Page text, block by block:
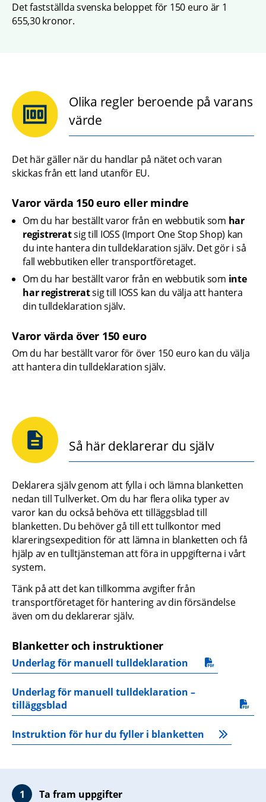
Det fastställda svenska beloppet för 150 euro är 1
655,30 kronor.
Olika regler beroende på varans
värde
Det här gäller när du handlar på nätet och varan
skickas från ett land utanför EU.
Varor värda 150 euro eller mindre
Om du har beställt varor från en webbutik som har
registrerat sig till IOSS (Import One Stop Shop) kan
du inte hantera din tulldeklaration själv. Det gör i så
fall webbutiken eller transportföretaget.
Om du har beställt varor från en webbutik som inte
har registrerat sig till IOSS kan du välja att hantera
din tulldeklaration själv.
Varor värda över 150 euro
Om du har beställt varor för över 150 euro kan du välja
att hantera din tulldeklaration själv.
Så här deklarerar du själv
Deklarera själv genom att fylla i och lämna blanketten
nedan till Tullverket. Om du har flera olika typer av
varor kan du också behöva ett tilläggsblad till
blanketten. Du behöver gå till ett tullkontor med
klareringsexpedition för att lämna in blanketten och få
hjälp av en tulltjänsteman att föra in uppgifterna i vårt
system.
Tänk på att det kan tillkomma avgifter från
transportföretaget för hantering av din försändelse
även om du deklarerar själv.
Blanketter och instruktioner
Underlag för manuell tulldeklaration
pdf, 95.4 kB.
Underlag för manuell tulldeklaration –
tilläggsblad
pdf, 93.5 kB.
Instruktion för hur du fyller i blanketten
Ta fram uppgifter